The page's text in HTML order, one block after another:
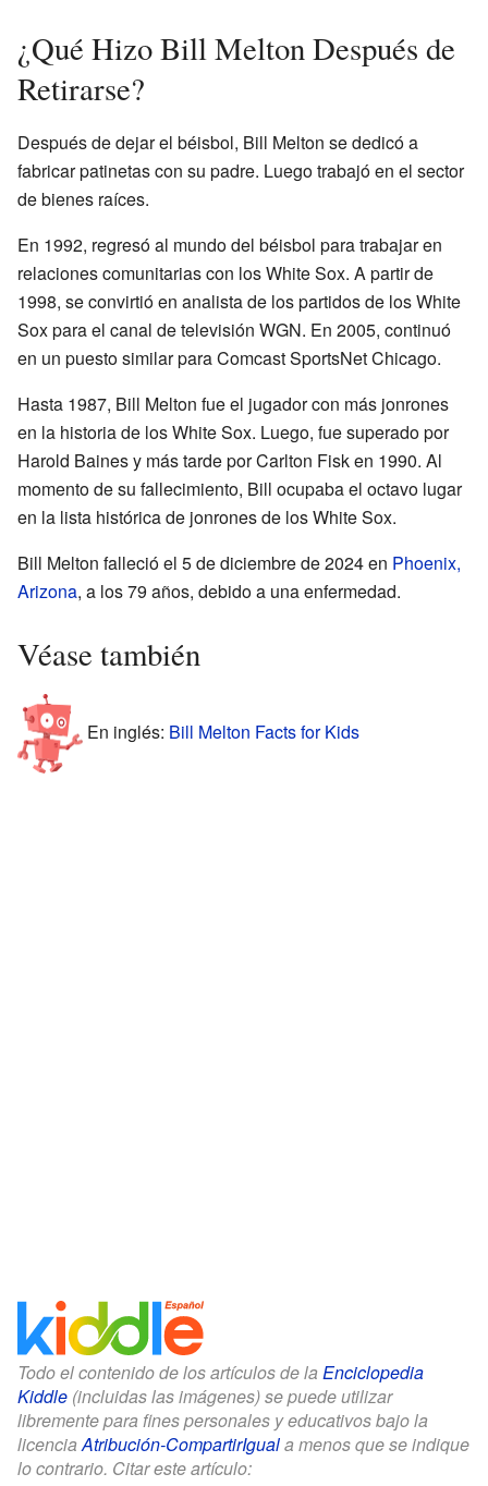
¿Qué Hizo Bill Melton Después de
Retirarse?
Después de dejar el béisbol, Bill Melton se dedicó a
fabricar patinetas con su padre. Luego trabajó en el sector
de bienes raíces.
En 1992, regresó al mundo del béisbol para trabajar en
relaciones comunitarias con los White Sox. A partir de
1998, se convirtió en analista de los partidos de los White
Sox para el canal de televisión WGN. En 2005, continuó
en un puesto similar para Comcast SportsNet Chicago.
Hasta 1987, Bill Melton fue el jugador con más jonrones
en la historia de los White Sox. Luego, fue superado por
Harold Baines y más tarde por Carlton Fisk en 1990. Al
momento de su fallecimiento, Bill ocupaba el octavo lugar
en la lista histórica de jonrones de los White Sox.
Bill Melton falleció el 5 de diciembre de 2024 en Phoenix,
Arizona, a los 79 años, debido a una enfermedad.
Véase también
En inglés: Bill Melton Facts for Kids
Todo el contenido de los artículos de la Enciclopedia
Kiddle (incluidas las imágenes) se puede utilizar
libremente para fines personales y educativos bajo la
licenciaAtribución-CompartirIguala menos que se indique
lo contrario. Citar este artículo: